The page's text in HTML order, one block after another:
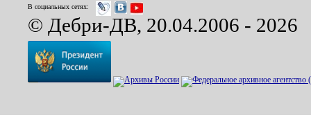
В социальных сетях:
© Дебри-ДВ, 20.04.2006 - 2026